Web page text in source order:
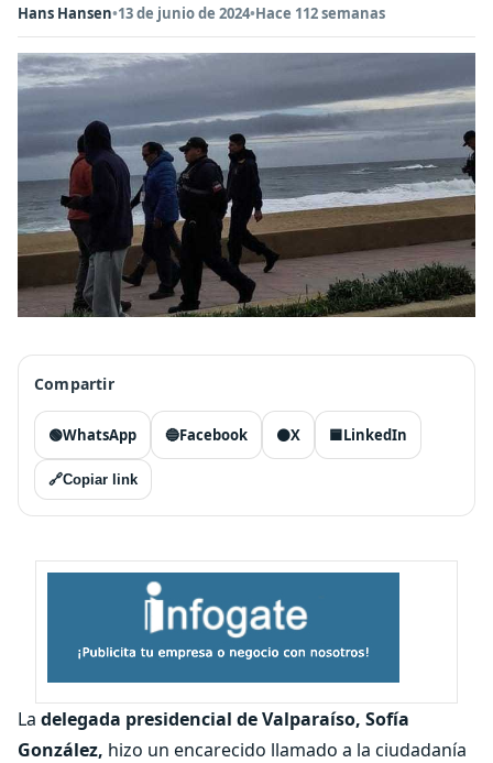
Hans Hansen•13 de junio de 2024•Hace 112 semanas
Compartir
🟢WhatsApp 🔵Facebook ⚫X 🟦LinkedIn
🔗Copiar link
La delegada presidencial de Valparaíso, Sofía
González, hizo un encarecido llamado a la ciudadanía